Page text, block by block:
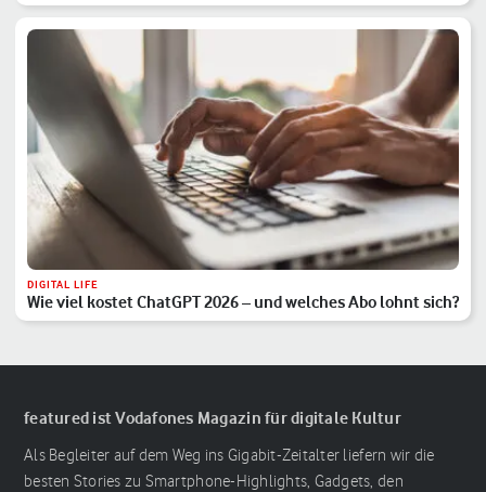
DIGITAL LIFE
Wie viel kostet ChatGPT 2026 – und welches Abo lohnt sich?
featured ist Vodafones Magazin für digitale Kultur
Als Begleiter auf dem Weg ins Gigabit-Zeitalter liefern wir die
besten Stories zu Smartphone-Highlights, Gadgets, den